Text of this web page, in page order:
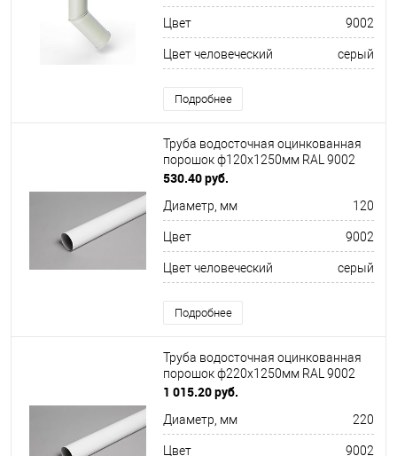
Цвет 9002
Цвет человеческий серый
Подробнее
Труба водосточная оцинкованная
порошок ф120х1250мм RAL 9002
530.40 руб.
Диаметр, мм 120
Цвет 9002
Цвет человеческий серый
Подробнее
Труба водосточная оцинкованная
порошок ф220х1250мм RAL 9002
1 015.20 руб.
Диаметр, мм 220
Цвет 9002